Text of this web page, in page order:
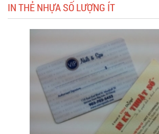
IN THẺ NHỰA SỐ LƯỢNG ÍT